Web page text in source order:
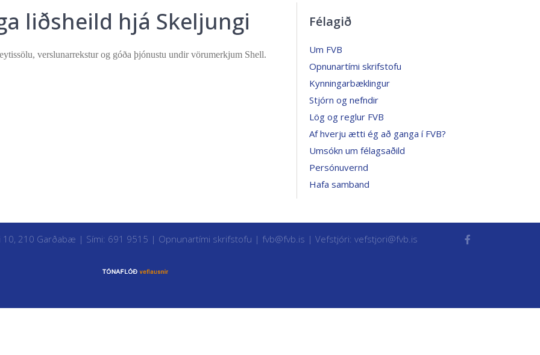
liðsheild hjá Skeljungi
verslunarrekstur og góða þjónustu undir vörumerkjum Shell.
Félagið
Um FVB
Opnunartími skrifstofu
Kynningarbæklingur
Stjórn og nefndir
Lög og reglur FVB
Af hverju ætti ég að ganga í FVB?
Umsókn um félagsaðild
Persónuvernd
Hafa samband
10, 210 Garðabæ | Sími: 691 9515 | Opnunartími skrifstofu | fvb@fvb.is | Vefstjóri: vefstjori@fvb.is